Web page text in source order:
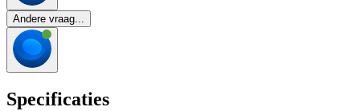
Andere vraag...
Specificaties